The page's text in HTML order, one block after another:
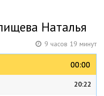
Наталья
9 часов 19 минут
00:00
00:00
20:22